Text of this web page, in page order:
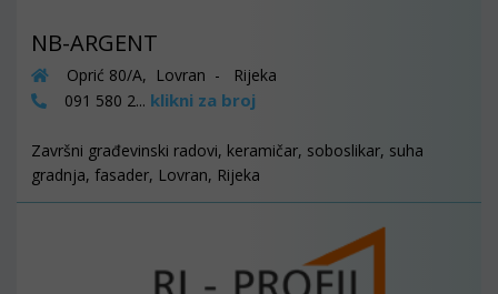
NB-ARGENT
Oprić 80/A, Lovran - Rijeka
091 580 2... klikni za broj
Završni građevinski radovi, keramičar, soboslikar, suha
gradnja, fasader, Lovran, Rijeka